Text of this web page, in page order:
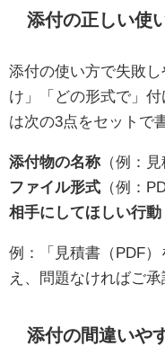
添付の正しい使
添付の使い方で失敗
け」「どの形式で」
は次の3点をセットで
添付物の名称 （例：
ファイル形式 （例：
相手にしてほしい行動
例：「見積書（PDF
え、問題なければご承
添付の間違いや